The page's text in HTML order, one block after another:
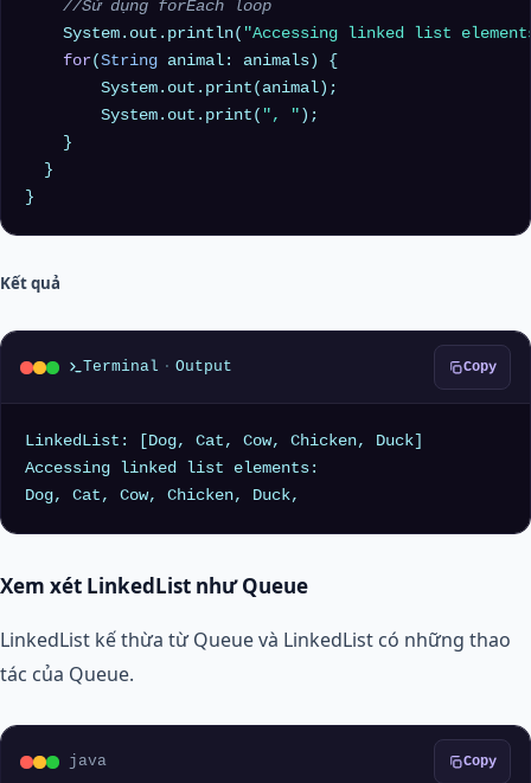
//Sử dụng forEach loop
    System.out.println(
"Accessing linked list
for( String animal: animals) {
        System.out.print(animal);
        System.out.print(
", " );
    }
  }
Kết quả
Terminal · Output Copy
LinkedList: [Dog, Cat, Cow, Chicken, Duck]
Accessing linked list elements:
Xem xét LinkedList như Queue
LinkedList kế thừa từ Queue và LinkedList có những thao
tác của Queue.
java Copy